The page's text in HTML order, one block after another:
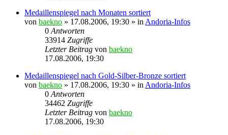
Medaillenspiegel nach Monaten sortiert
von baekno » 17.08.2006, 19:30 » in Andoria-Infos
0 Antworten
33914 Zugriffe
Letzter Beitrag von baekno
17.08.2006, 19:30
Medaillenspiegel nach Gold-Silber-Bronze sortiert
von baekno » 17.08.2006, 19:30 » in Andoria-Infos
0 Antworten
34462 Zugriffe
Letzter Beitrag von baekno
17.08.2006, 19:30